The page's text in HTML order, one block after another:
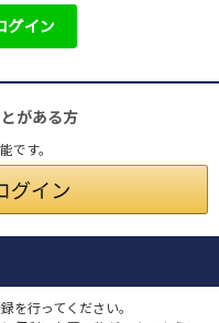
がある方
です。
を行ってください。